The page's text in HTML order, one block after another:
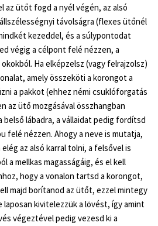
az ütőt fogd a nyél végén, az alsó
távolságra (flexes ütőnél
kezeddel, és a súlypontodat
végig a célpont felé nézzen, a
Ha elképzelsz (vagy felrajzolsz)
amely összeköti a korongot a
a pakkot (ehhez némi csuklóforgatás
az ütő mozgásával összhangban
lábadra, a vállaidat pedig fordítsd
felé nézzen. Ahogy a neve is mutatja,
az alsó karral tolni, a felsővel is
a mellkas magasságáig, és el kell
hogy a vonalon tartsd a korongot,
majd borítanod az ütőt, ezzel mintegy
laposan kivitelezzük a lövést, így amint
végeztével pedig vezesd ki a